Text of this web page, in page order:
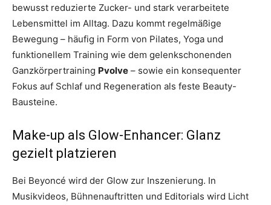
bewusst reduzierte Zucker- und stark verarbeitete
Lebensmittel im Alltag. Dazu kommt regelmäßige
Bewegung – häufig in Form von Pilates, Yoga und
funktionellem Training wie dem gelenkschonenden
Ganzkörpertraining Pvolve – sowie ein konsequenter
Fokus auf Schlaf und Regeneration als feste Beauty-
Bausteine.
Make-up als Glow-Enhancer: Glanz
gezielt platzieren
Bei Beyoncé wird der Glow zur Inszenierung. In
Musikvideos, Bühnenauftritten und Editorials wird Licht